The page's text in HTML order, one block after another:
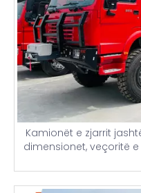
Kamionët e zjarrit
dimensionet, veçoritë